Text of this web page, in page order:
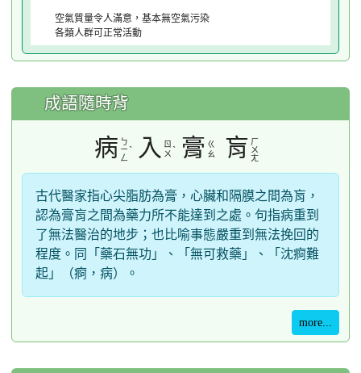
空氣質量令人滿意，基本無空氣污染
各類人群可正常活動
成語隨時背
病 ㄅ
ㄧ
ㄥ
ˋ 入
ㄖ
ㄨ ˋ 膏 ㄍ
ㄠ
肓 ㄏ
ㄨ
ㄤ
古代醫家指心尖脂肪為膏，心臟和隔膜之間為肓，
認為膏肓之間為藥力所不能達到之處。句指病重到
了無法醫治的地步；也比喻事態嚴重到無法挽回的
程度。同「藥石無功」、「無可救藥」、「沈痾難
起」（痾，病）。
more...